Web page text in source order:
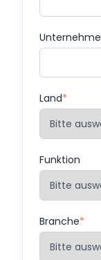
Land*
Funktion
Branche*